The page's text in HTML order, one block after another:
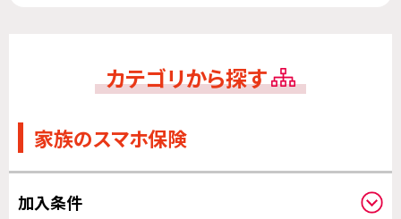
カテゴリから探す
家族のスマホ保険
加入条件